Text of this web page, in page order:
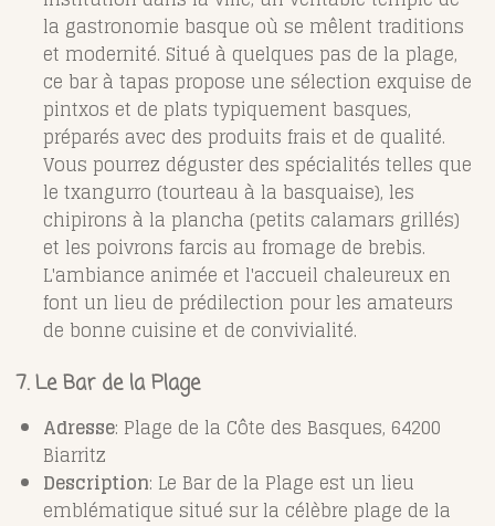
la gastronomie basque où se mêlent traditions
et modernité. Situé à quelques pas de la plage,
ce bar à tapas propose une sélection exquise de
pintxos et de plats typiquement basques,
préparés avec des produits frais et de qualité.
Vous pourrez déguster des spécialités telles que
le txangurro (tourteau à la basquaise), les
chipirons à la plancha (petits calamars grillés)
et les poivrons farcis au fromage de brebis.
L'ambiance animée et l'accueil chaleureux en
font un lieu de prédilection pour les amateurs
de bonne cuisine et de convivialité.
7. Le Bar de la Plage
Adresse: Plage de la Côte des Basques, 64200
Biarritz
Description: Le Bar de la Plage est un lieu
emblématique situé sur la célèbre plage de la